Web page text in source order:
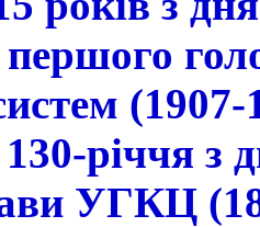
(1907-
річчя з
УГКЦ